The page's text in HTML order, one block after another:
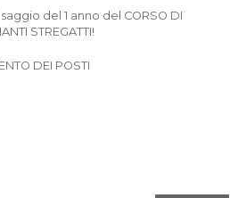
del 1 anno del CORSO DI
STREGATTI!
DEI POSTI